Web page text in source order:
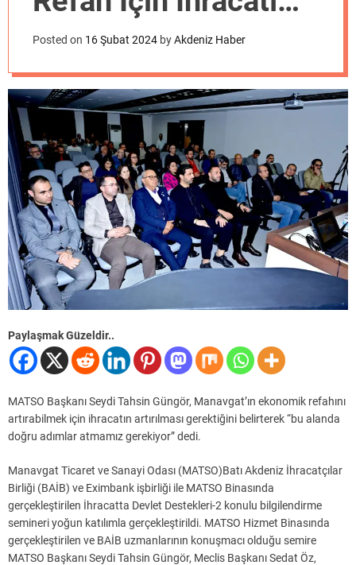
Artırmamız
Gerekiyor”
Posted on 16 Şubat 2024 byAkdeniz Haber
Paylaşmak Güzeldir..
MATSO Başkanı Seydi Tahsin Güngör, Manavgat’ın ekonomik refahını
artırabilmek için ihracatın artırılması gerektiğini belirterek “bu alanda
doğru adımlar atmamız gerekiyor” dedi.
Manavgat Ticaret ve Sanayi Odası (MATSO)Batı Akdeniz İhracatçılar
Birliği (BAİB) ve Eximbank işbirliği ile MATSO Binasında
gerçekleştirilen İhracatta Devlet Destekleri-2 konulu bilgilendirme
semineri yoğun katılımla gerçekleştirildi. MATSO Hizmet Binasında
gerçekleştirilen ve BAİB uzmanlarının konuşmacı olduğu semire
MATSO Başkanı Seydi Tahsin Güngör, Meclis Başkanı Sedat Öz,